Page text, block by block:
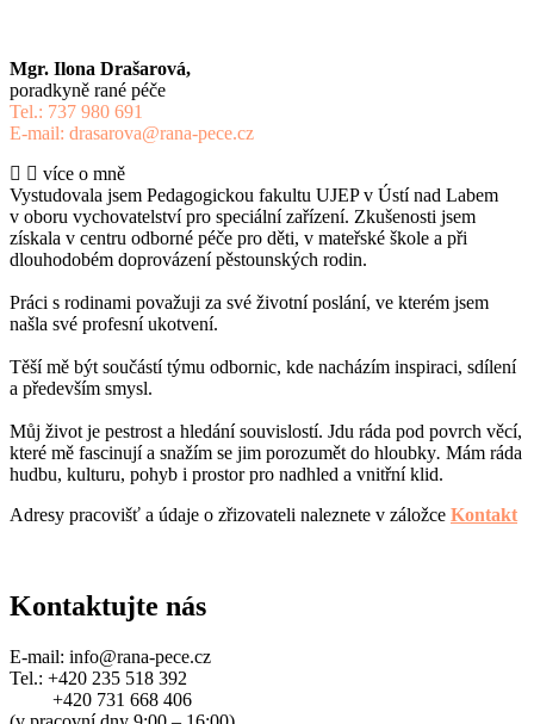
Mgr. Ilona Drašarová,
poradkyně rané péče
Tel.: 737 980 691
E-mail: drasarova@rana-pece.cz
více o mně
Vystudovala jsem Pedagogickou fakultu UJEP v Ústí nad Labem
v oboru vychovatelství pro speciální zařízení. Zkušenosti jsem
získala v centru odborné péče pro děti, v mateřské škole a při
dlouhodobém doprovázení pěstounských rodin.
Práci s rodinami považuji za své životní poslání, ve kterém jsem
našla své profesní ukotvení.
Těší mě být součástí týmu odbornic, kde nacházím inspiraci, sdílení
a především smysl.
Můj život je pestrost a hledání souvislostí. Jdu ráda pod povrch věcí,
které mě fascinují a snažím se jim porozumět do hloubky. Mám ráda
hudbu, kulturu, pohyb i prostor pro nadhled a vnitřní klid.
Adresy pracovišť a údaje o zřizovateli naleznete v záložce Kontakt
Kontaktujte nás
E-mail: info@rana-pece.cz
Tel.: +420 235 518 392
+420 731 668 406